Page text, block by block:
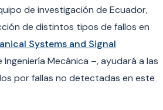
de investigación de Ecuador,
de distintos tipos de fallos en
Systems and Signal
Mecánica –, ayudará a las
por fallas no detectadas en este